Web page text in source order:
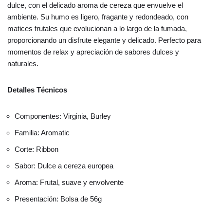
dulce, con el delicado aroma de cereza que envuelve el
ambiente. Su humo es ligero, fragante y redondeado, con
matices frutales que evolucionan a lo largo de la fumada,
proporcionando un disfrute elegante y delicado. Perfecto para
momentos de relax y apreciación de sabores dulces y
naturales.
Detalles Técnicos
Componentes: Virginia, Burley
Familia: Aromatic
Corte: Ribbon
Sabor: Dulce a cereza europea
Aroma: Frutal, suave y envolvente
Presentación: Bolsa de 56g